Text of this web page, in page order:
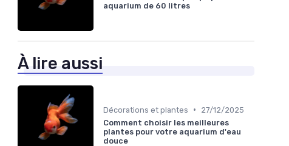
aquarium de 60 litres
À lire aussi
Décorations et plantes •
27/12/2025
Comment choisir les meilleures
plantes pour votre aquarium d'eau
douce